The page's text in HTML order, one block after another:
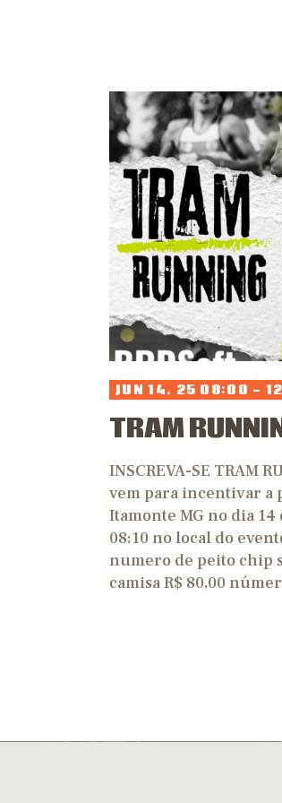
JUN 14. 25 08:00 -
TRAM
INSCREVA-SE TRAM
vem para incentivar a
Itamonte MG no dia
08:10 no local do
numero de peito chip
camisa R$ 80,00